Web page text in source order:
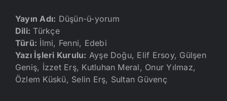
Yayın Adı: Düşün-ü-yorum
Dili: Türkçe
Türü: İlmi, Fenni, Edebi
Yazı İşleri Kurulu: Ayşe Doğu, Elif Ersoy, Gülşen
Geniş, İzzet Erş, Kutluhan Meral, Onur Yılmaz,
Özlem Küskü, Selin Erş, Sultan Güvenç